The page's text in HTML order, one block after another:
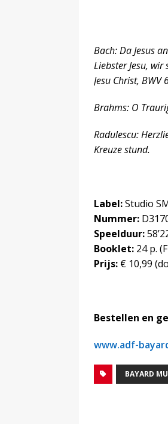
Bach: Da Jesus
Liebster Jesu,
Jesu Christ,
Brahms: O
Radulescu:
Kreuze stund.
Label:Studio
Nummer:
Speelduur:
Booklet: 24 p.
Prijs: € 10,99
Bestellen en
www.adf-
BAYARD